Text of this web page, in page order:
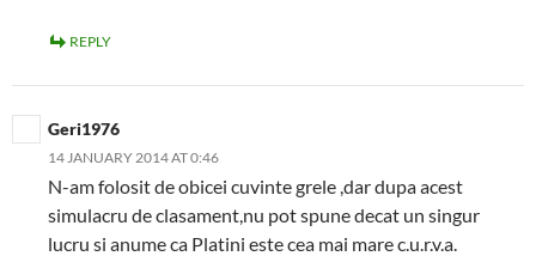
REPLY
Geri1976
14 JANUARY 2014 AT 0:46
N-am folosit de obicei cuvinte grele ,dar dupa acest
simulacru de clasament,nu pot spune decat un singur
lucru si anume ca Platini este cea mai mare c.u.r.v.a.